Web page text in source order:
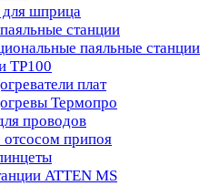
шприца
станции
паяльные станции
TP100
плат
Термопро
проводов
отсосом припоя
ATTEN MS